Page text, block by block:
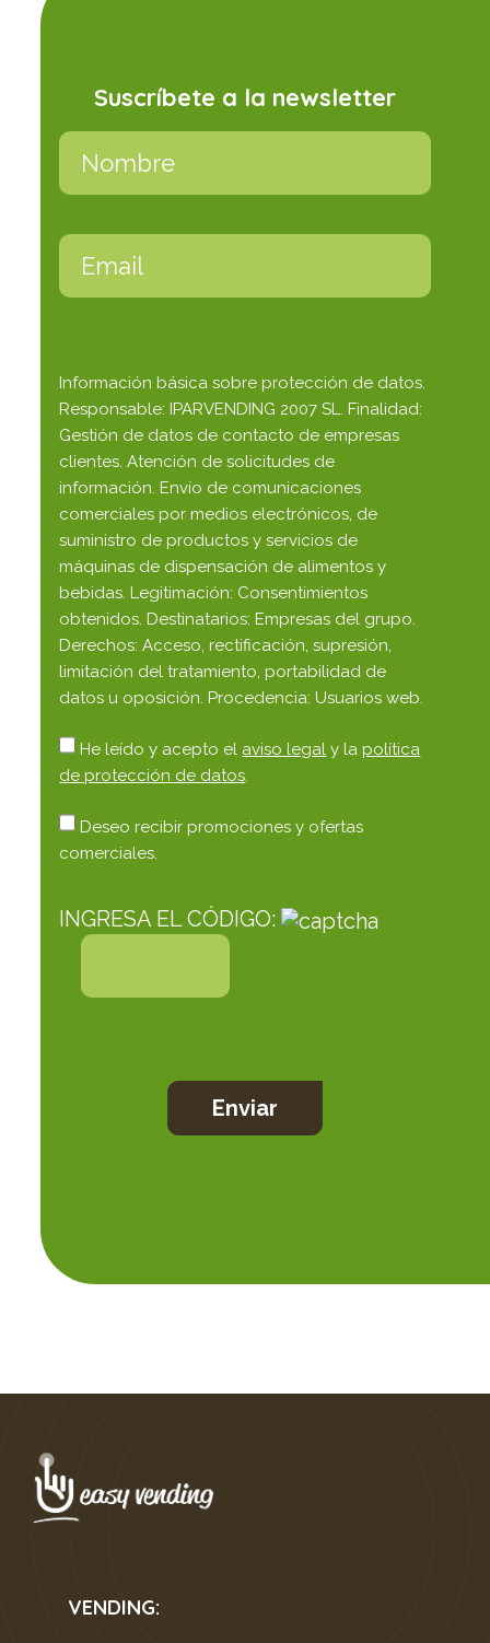
Suscríbete a la newsletter
Información básica sobre protección de datos.
Responsable: IPARVENDING 2007 SL. Finalidad:
Gestión de datos de contacto de empresas
clientes. Atención de solicitudes de
información. Envío de comunicaciones
comerciales por medios electrónicos, de
suministro de productos y servicios de
máquinas de dispensación de alimentos y
bebidas. Legitimación: Consentimientos
obtenidos. Destinatarios: Empresas del grupo.
Derechos: Acceso, rectificación, supresión,
limitación del tratamiento, portabilidad de
datos u oposición. Procedencia: Usuarios web.
He leído y acepto el aviso legal y lapolítica
de protección de datos.
Deseo recibir promociones y ofertas
comerciales.
INGRESA EL CÓDIGO:
VENDING: